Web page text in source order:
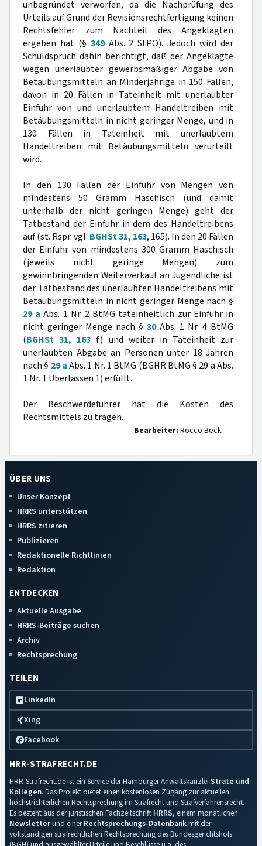
unbegründet verworfen, da die Nachprüfung des
Urteils auf Grund der Revisionsrechtfertigung keinen
Rechtsfehler zum Nachteil des Angeklagten
ergeben hat (§ 349Abs. 2 StPO). Jedoch wird der
Schuldspruch dahin berichtigt, daß der Angeklagte
wegen unerlaubter gewerbsmäßiger Abgabe von
Betäubungsmitteln an Minderjährige in 150 Fällen,
davon in 20 Fällen in Tateinheit mit unerlaubter
Einfuhr von und unerlaubtem Handeltreiben mit
Betäubungsmitteln in nicht geringer Menge, und in
130 Fällen in Tateinheit mit unerlaubtem
Handeltreiben mit Betäubungsmitteln verurteilt
wird.
In den 130 Fällen der Einfuhr von Mengen von
mindestens 50 Gramm Haschisch (und damit
unterhalb der nicht geringen Menge) geht der
Tatbestand der Einfuhr in dem des Handeltreibens
auf (st. Rspr. vgl. BGHSt 31, 163, 165). In den 20 Fällen
der Einfuhr von mindestens 300 Gramm Haschisch
(jeweils nicht geringe Mengen) zum
gewinnbringenden Weiterverkauf an Jugendliche ist
der Tatbestand des unerlaubten Handeltreibens mit
Betäubungsmitteln in nicht geringer Menge nach §
29 a Abs. 1 Nr. 2 BtMG tateinheitlich zur Einfuhr in
nicht geringer Menge nach § 30Abs. 1 Nr. 4 BtMG
(BGHSt 31, 163 f.) und weiter in Tateinheit zur
unerlaubten Abgabe an Personen unter 18 Jahren
nach § 29 aAbs. 1 Nr. 1 BtMG (BGHR BtMG § 29 a Abs.
1 Nr. 1 Überlassen 1) erfüllt.
Der Beschwerdeführer hat die Kosten des
Rechtsmittels zu tragen.
Bearbeiter: Rocco Beck
ÜBER UNS
Unser Konzept
HRRS unterstützen
HRRS zitieren
Publizieren
Redaktionelle Richtlinien
Redaktion
ENTDECKEN
Aktuelle Ausgabe
HRRS-Beiträge suchen
Archiv
Rechtsprechung
TEILEN
LinkedIn
Xing
Facebook
HRR-STRAFRECHT.DE
HRR-Strafrecht.de ist ein Service der Hamburger Anwaltskanzlei Strate und
Kollegen. Das Projekt bietet einen kostenlosen Zugang zur aktuellen
höchstrichterlichen Rechtsprechung im Strafrecht und Strafverfahrensrecht.
Es besteht aus der juristischen Fachzeitschrift HRRS, einem monatlichen
Newsletterund einerRechtsprechungs-Datenbankmit der
vollständigen strafrechtlichen Rechtsprechung des Bundesgerichtshofs